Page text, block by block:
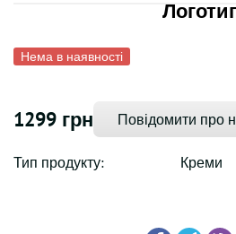
Нема в наявності
1299 грн Повідомити про
Тип продукту: Креми